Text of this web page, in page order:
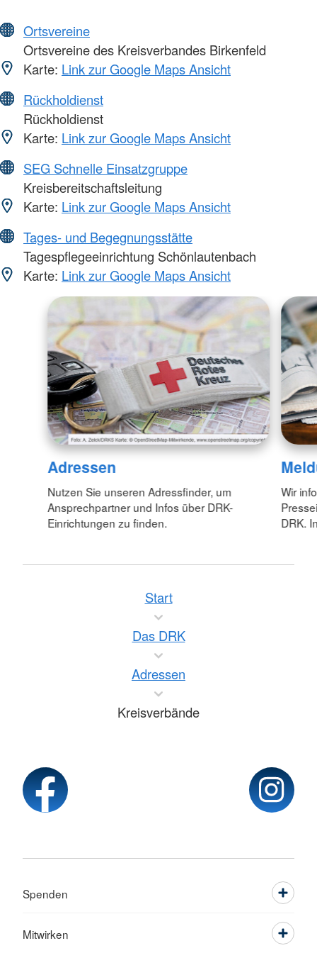
Ortsvereine
Ortsvereine des Kreisverbandes Birkenfeld
Karte: Link zur Google Maps Ansicht
Rückholdienst
Rückholdienst
Karte: Link zur Google Maps Ansicht
SEG Schnelle Einsatzgruppe
Kreisbereitschaftsleitung
Karte: Link zur Google Maps Ansicht
Tages- und Begegnungsstätte
Tagespflegeeinrichtung Schönlautenbach
Karte: Link zur Google Maps Ansicht
Adressen
Nutzen Sie unseren Adressfinder, um
Ansprechpartner und Infos über DRK-
Einrichtungen zu finden.
Wir
DRK.
Start
Das DRK
Adressen
Kreisverbände
Spenden
Mitwirken